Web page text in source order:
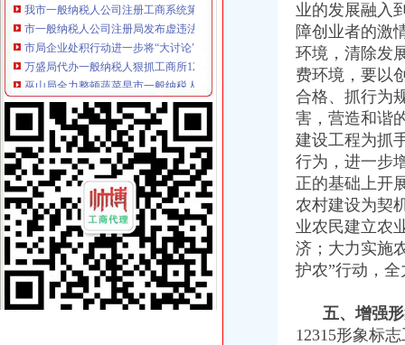
市一般纳税人公司注册局发布虚违法广告示
市局企业处积行动进一步将“大讨论”一般纳税人认定标准活动引向深入
万盛局代办一般纳税人狠抓工商所12315分类监管平台岗位大练活动
巫山局全力整顿蔬菜早市一般纳税人注册流程交易秩序
市局真抓实干大力推进“食品放心工程”一般纳税人公司注册建设
永川局化五项机制加农贸市一般纳税人认定标准场食品安全管理取得成效
刘伍伦副巡视员到梁平局一般纳税人公司注册检查指导商标发展况
郭翔副局一般纳税人注册流程长到南岸局检查指导工作
江津局一般纳税人公司条件三项措施化企业信用分类监管
奉节县工商局一般纳税人怎么交税多措并举严把农村食品经营秩序关
梁平局再掀“解放思想，更新观念”一般纳税人怎么交税大讨论热潮
沙坪坝局一季度整规市代办一般纳税人场经济秩序见成效
云局一般纳税人怎么交税从四个方面加大力度实施品牌护农
璧山局一般纳税人认定标准案件核审坚持"三查四看五不批"
经开园局加大清明节期间烟花竹市代办一般纳税人场检查力度
秀山局开展“大讨论”一般纳税人公司条件见实效
业的发展融入
障创业者的激
环境，清除发
费环境，要以
合格、抓行为
害，营造和谐
建设工程为抓
行为，进一步
正的基础上开
农村建设为契
业农民建立农
济；大力实施
护农”行动，
五、增强
12315形象标